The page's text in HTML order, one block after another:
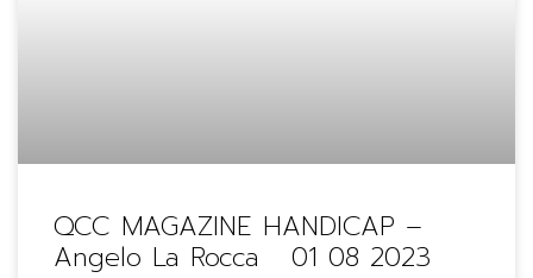
QCC MAGAZINE HANDICAP –
Angelo La Rocca 01 08 2023